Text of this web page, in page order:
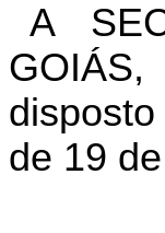
A
de 19